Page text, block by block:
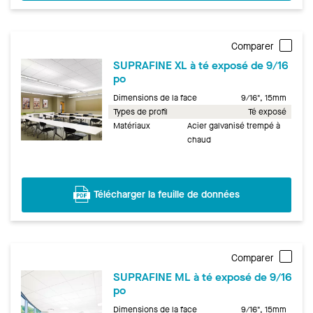
Comparer
SUPRAFINE XL à té exposé de 9/16
po
Dimensions de la face
9/16", 15mm
Types de profil
Té exposé
Matériaux
Acier galvanisé trempé à
chaud
Télécharger la feuille de données
Comparer
SUPRAFINE ML à té exposé de 9/16
po
Dimensions de la face 9/16", 15mm